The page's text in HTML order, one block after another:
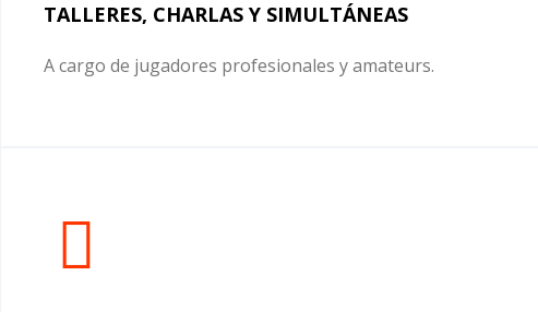
TALLERES, CHARLAS Y SIMULTÁNEAS
A cargo de jugadores profesionales y amateurs.